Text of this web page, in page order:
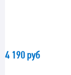
4 190 руб